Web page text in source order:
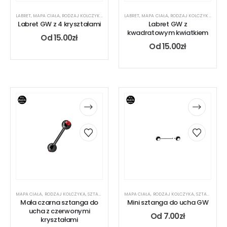
LABRET, MAPA CIAŁA, RODZAJ KOLCZYKA
Labret GW z 4 kryształami
Od15.00zł
LABRET, MAPA CIAŁA, RODZAJ KOLCZYKA
Labret GW z
kwadratowym kwiatkiem
Od15.00zł
MAPA CIAŁA, RODZAJ KOLCZYKA,SZTANGA
Mała czarna sztanga do
ucha z czerwonymi
kryształami
MAPA CIAŁA, RODZAJ KOLCZYKA,SZTANGA
Mini sztanga do ucha GW
Od 7.00zł